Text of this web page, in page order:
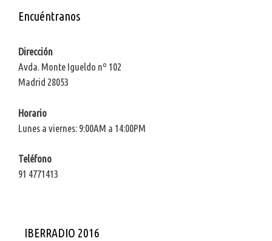
Encuéntranos
Dirección
Avda. Monte Igueldo nº 102
Madrid 28053
Horario
Lunes a viernes: 9:00AM a 14:00PM
Teléfono
91 4771413
IBERRADIO 2016